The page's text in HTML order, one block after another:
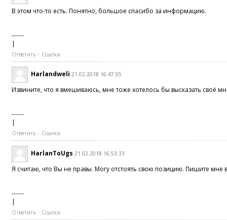
В этом что-то есть. Понятно, большое спасибо за информацию.
------
|
Ответить Ссылка
Harlandweli 21.02.2018 16:47:55
Извините, что я вмешиваюсь, мне тоже хотелось бы высказать своё
------
|
Ответить Ссылка
HarlanToUgs 21.02.2018 16:53:33
Я считаю, что Вы не правы. Могу отстоять свою позицию. Пишите мне
------
|
Ответить Ссылка